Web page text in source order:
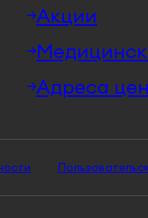
Акции
Адреса